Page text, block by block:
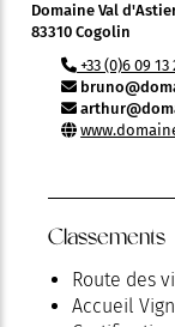
Domaine Val
83310 Cogolin
+33 (0)6 09 13
Route des
Accueil